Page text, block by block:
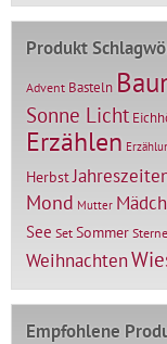
Produkt
Advent Basteln
Sonne Licht
Erzählen
Herbst
Mond Mutter
See Set Sommer Sterne
Weihnachten
Empfohlene